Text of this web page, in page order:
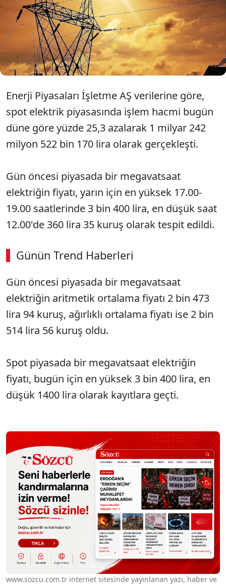
yüzde 25 azalarak 1,24 milyar liraya
geriledi. Fiyatlar megavatsaat başına 360
ile 3.400 lira arasında değişti.
Enerji Piyasaları İşletme AŞ verilerine göre,
spot elektrik piyasasında işlem hacmi bugün
düne göre yüzde 25,3 azalarak 1 milyar 242
milyon 522 bin 170 lira olarak gerçekleşti.
Gün öncesi piyasada bir megavatsaat
elektriğin fiyatı, yarın için en yüksek 17.00-
19.00 saatlerinde 3 bin 400 lira, en düşük saat
12.00'de 360 lira 35 kuruş olarak tespit edildi.
Günün Trend Haberleri
00:02 / 03:53
Gün öncesi piyasada bir megavatsaat
elektriğin aritmetik ortalama fiyatı 2 bin 473
lira 94 kuruş, ağırlıklı ortalama fiyatı ise 2 bin
514 lira 56 kuruş oldu.
Spot piyasada bir megavatsaat elektriğin
fiyatı, bugün için en yüksek 3 bin 400 lira, en
düşük 1400 lira olarak kayıtlara geçti.
www.sozcu.com.tr internet sitesinde yayınlanan yazı, haber ve